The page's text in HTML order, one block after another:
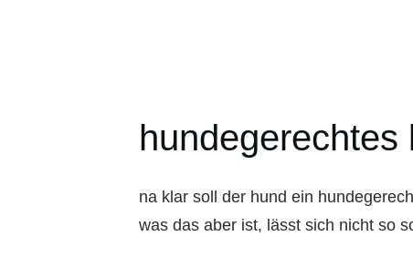
hundegerechtes
na klar soll der hund ein
was das aber ist, lässt sich nicht so